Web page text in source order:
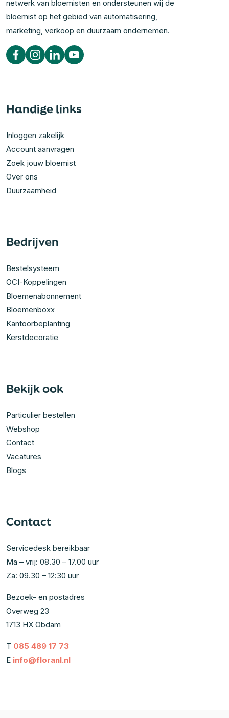
netwerk van bloemisten en ondersteunen wij de
bloemist op het gebied van automatisering,
marketing, verkoop en duurzaam ondernemen.
Handige links
Inloggen zakelijk
Account aanvragen
Zoek jouw bloemist
Over ons
Duurzaamheid
Bedrijven
Bestelsysteem
OCI-Koppelingen
Bloemenabonnement
Bloemenboxx
Kantoorbeplanting
Kerstdecoratie
Bekijk ook
Particulier bestellen
Webshop
Contact
Vacatures
Blogs
Contact
Servicedesk bereikbaar
Ma – vrij: 08.30 – 17.00 uur
Za: 09.30 – 12:30 uur
Bezoek- en postadres
Overweg 23
1713 HX Obdam
T 085 489 17 73
E info@floranl.nl